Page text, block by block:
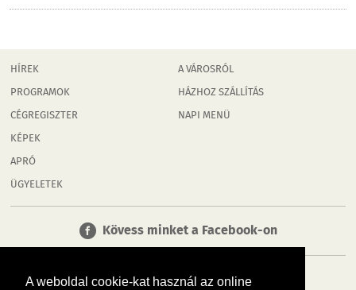
A weboldal cookie-kat használ az online
HÍREK
PROGRAMOK
CÉGREGISZTER
KÉPEK
APRÓ
ÜGYELETEK
A VÁROSRÓL
HÁZHOZ SZÁLLÍTÁS
NAPI MENÜ
Kövess minket a Facebook-on